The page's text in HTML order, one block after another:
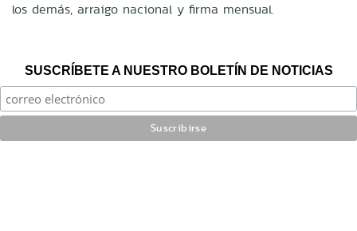
los demás, arraigo nacional y firma mensual.
SUSCRÍBETE A NUESTRO BOLETÍN DE NOTICIAS